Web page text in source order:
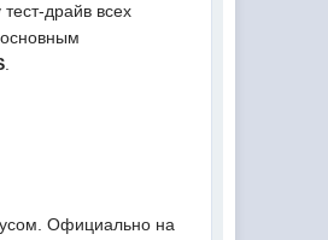
драйв всех
Официально на